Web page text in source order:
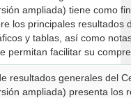
ampliada) tiene como
los principales resultados
y tablas, así como
permitan facilitar su
resultados generales del
ampliada) presenta los